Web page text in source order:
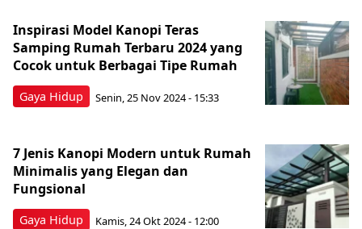
Gaya Hidup
Inspirasi Model Kanopi Teras
Samping Rumah Terbaru 2024 yang
Cocok untuk Berbagai Tipe Rumah
Senin, 25 Nov 2024 - 15:33
Gaya Hidup
7 Jenis Kanopi Modern untuk Rumah
Minimalis yang Elegan dan
Fungsional
Kamis, 24 Okt 2024 - 12:00